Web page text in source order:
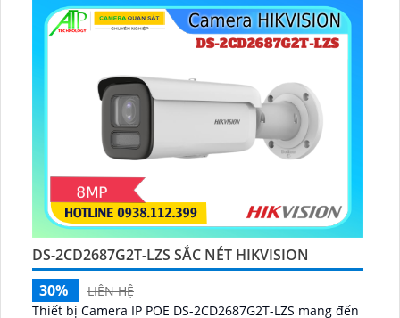
DS-2CD2687G2T-LZS SẮC NÉT HIKVISION
30%
LIÊN HỆ
Thiết bị Camera IP POE DS-2CD2687G2T-LZS mang đến